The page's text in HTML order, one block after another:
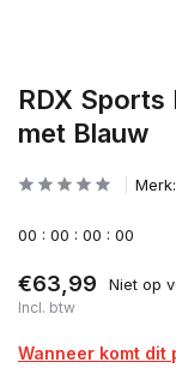
RDX Sports
met Blauw
Merk:
00 : 00 : 00 : 00
€63,99 Niet op
Incl. btw
Wanneer komt dit